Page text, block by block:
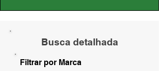
Busca detalhada
Filtrar por Marca